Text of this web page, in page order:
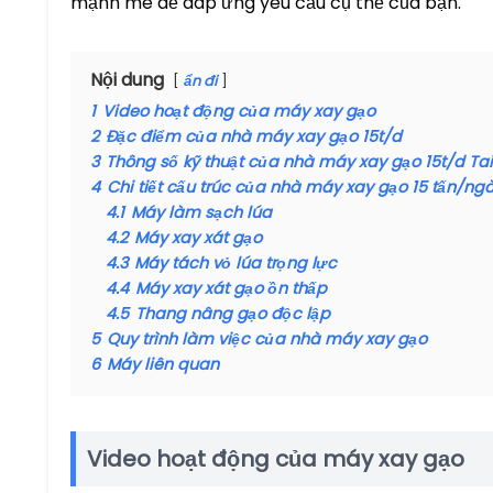
Nội dung ẩn đi
1 Video hoạt động của máy xay gạo
2 Đặc điểm của nhà máy xay gạo 15t/d
3 Thông số kỹ thuật của nhà máy xay gạo 15t/d
4 Chi tiết cấu trúc của nhà máy xay gạo 15 tấn/
4.1 Máy làm sạch lúa
4.2 Máy xay xát gạo
4.3 Máy tách vỏ lúa trọng lực
4.4 Máy xay xát gạo ồn thấp
4.5 Thang nâng gạo độc lập
5 Quy trình làm việc của nhà máy xay gạo
6 Máy liên quan
Video hoạt động của máy xay gạo